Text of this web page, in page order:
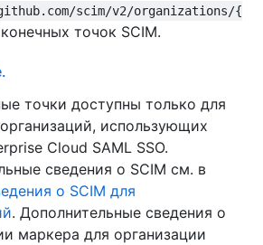
scim/v2/organizations/{
точок SCIM.
точки доступны только для
использующих
Cloud SAML SSO.
сведения о SCIM см. в
о SCIM для
. Дополнительные сведения о
маркера для организации